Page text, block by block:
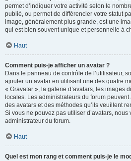
permet d’indiquer votre activité selon le
publié, ou permet de différencier votre statut
image, généralement plus grande, est une
qui est bien souvent unique et personnelle à
Haut
Comment puis-je afficher un avatar ?
Dans le panneau de contrôle de l’utilisateur,
ajouter un avatar en utilisant une des quatre
« Gravatar », la galerie d’avatars, les images
locales. Les administrateurs du forum
des avatars et des méthodes qu’ils veuillent
Si vous ne pouvez pas utiliser d’avatars, nous
administrateur du forum.
Haut
Quel est mon rang et comment puis-je le